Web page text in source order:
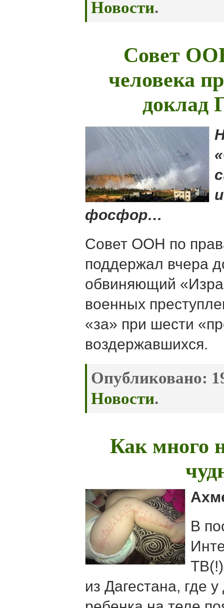
Новости.
Совет
человека
доклад
фосфор…
Совет ООН по
поддержал вчера
обвиняющий
военных
«за» при шести
воздержавшихся.
Опубликовано:
Новости.
Как много
В
из Дагестана, где